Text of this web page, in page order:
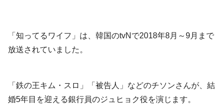
「知ってるワイフ」は、韓国のtvNで2018年8月～9月まで
放送されていました。
「鉄の王キム・スロ」「被告人」などのチソンさんが、結
婚5年目を迎える銀行員のジュヒョク役を演じます。